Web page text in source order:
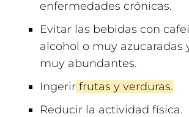
enfermedades crónicas.
Evitar las bebidas con
alcohol o muy azucaradas
muy abundantes.
Ingerir frutas y verduras.
Reducir la actividad física.